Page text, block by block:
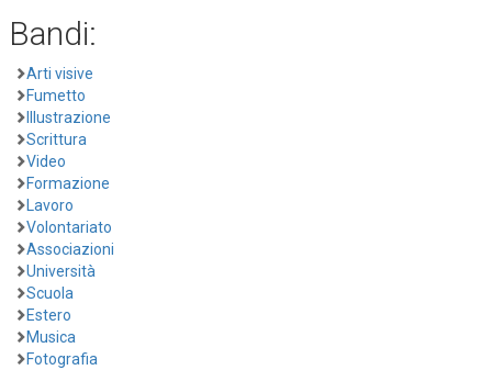
Bandi:
Arti visive
Fumetto
Illustrazione
Scrittura
Video
Formazione
Lavoro
Volontariato
Associazioni
Università
Scuola
Estero
Musica
Fotografia